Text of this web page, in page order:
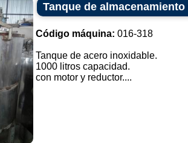
Tanque de
Código máquina: 016-318
Tanque de acero inoxidable.
1000 litros capacidad.
con motor y reductor....